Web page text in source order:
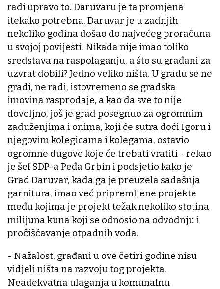
radi upravo to. Daruvaru je ta promjena
itekako potrebna. Daruvar je u zadnjih
nekoliko godina došao do najvećeg proračuna
u svojoj povijesti. Nikada nije imao toliko
sredstava na raspolaganju, a što su građani za
uzvrat dobili? Jedno veliko ništa. U gradu se ne
gradi, ne radi, istovremeno se gradska
imovina rasprodaje, a kao da sve to nije
dovoljno, još je grad posegnuo za ogromnim
zaduženjima i onima, koji će sutra doći Igoru i
njegovim kolegicama i kolegama, ostavio
ogromne dugove koje će trebati vratiti - rekao
je šef SDP-a Peđa Grbin i podsjetio kako je
Grad Daruvar, kada ga je preuzela sadašnja
garnitura, imao već pripremljene projekte
među kojima je projekt težak nekoliko stotina
milijuna kuna koji se odnosio na odvodnju i
pročišćavanje otpadnih voda.
- Nažalost, građani u ove četiri godine nisu
vidjeli ništa na razvoju tog projekta.
Neadekvatna ulaganja u komunalnu